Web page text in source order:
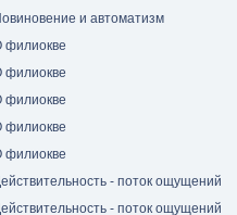
и автоматизм
филиокве
филиокве
филиокве
филиокве
филиокве
- поток ощущений
- поток ощущений